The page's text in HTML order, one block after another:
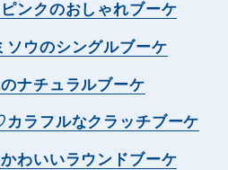
ンクのおしゃれブーケ
ウのシングルブーケ
ナチュラルブーケ
ラフルなクラッチブーケ
わいいラウンドブーケ